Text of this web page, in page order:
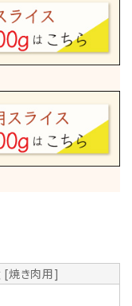
[焼き肉用]